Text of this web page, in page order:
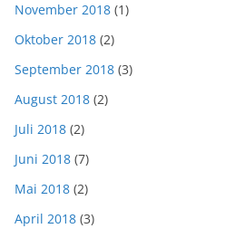
November 2018 (1)
Oktober 2018 (2)
September 2018 (3)
August 2018 (2)
Juli 2018 (2)
Juni 2018 (7)
Mai 2018 (2)
April 2018 (3)